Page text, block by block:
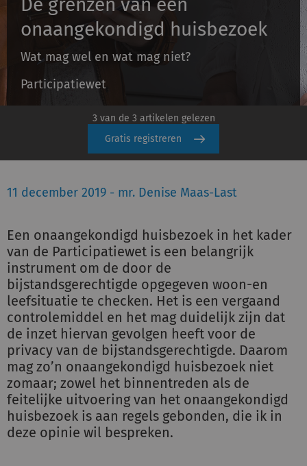
Inloggen
onaangekondigd huisbezoek
Wat mag wel en wat mag niet?
Participatiewet
3 van de 3 artikelen gelezen
Gratis registreren
11 december 2019 - mr. Denise Maas-Last
Een onaangekondigd huisbezoek in het kader
van de Participatiewet is een belangrijk
instrument om de door de
bijstandsgerechtigde opgegeven woon-en
leefsituatie te checken. Het is een vergaand
controlemiddel en het mag duidelijk zijn dat
de inzet hiervan gevolgen heeft voor de
privacy van de bijstandsgerechtigde. Daarom
mag zo’n onaangekondigd huisbezoek niet
zomaar; zowel het binnentreden als de
feitelijke uitvoering van het onaangekondigd
huisbezoek is aan regels gebonden, die ik in
deze opinie wil bespreken.